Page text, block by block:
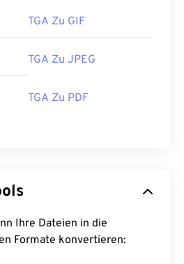
TGA Zu GIF
TGA Zu JPEG
TGA Zu PDF
Ihre Dateien in die
Formate konvertieren: